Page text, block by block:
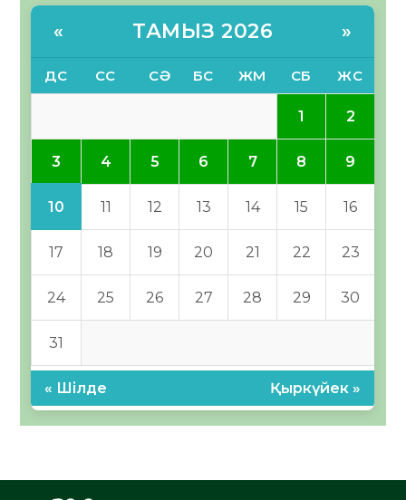
« ТАМЫЗ 2026 »
ДС СС СӘ БС ЖМ СБ ЖС
1 2
3 4 5 6 7 8 9
10 11 12 13 14 15 16
17 18 19 20 21 22 23
24 25 26 27 28 29 30
31
« Шілде Қыркүйек »